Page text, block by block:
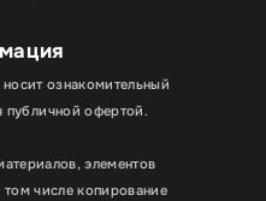
ознакомительный
публичной офертой.
элементов
числе копирование